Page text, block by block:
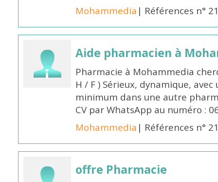
Mohammedia | Références n°
Aide pharmacien à
Pharmacie à Mohammedia
H / F ) Sérieux, dynamique,
minimum dans une autre
CV par WhatsApp au numéro :
Mohammedia | Références n°
offre Pharmacie